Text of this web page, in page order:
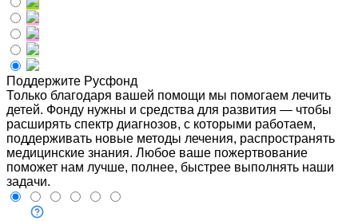
Поддержите Русфонд
Только благодаря вашей помощи мы помогаем лечить
детей. Фонду нужны и средства для развития — чтобы
расширять спектр диагнозов, с которыми работаем,
поддерживать новые методы лечения, распространять
медицинские знания. Любое ваше пожертвование
поможет нам лучше, полнее, быстрее выполнять наши
задачи.